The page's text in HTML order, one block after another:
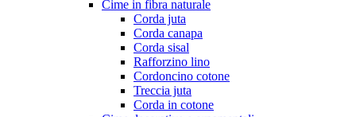
Cime in fibra naturale
Corda juta
Corda canapa
Corda sisal
Rafforzino lino
Cordoncino cotone
Treccia juta
Corda in cotone